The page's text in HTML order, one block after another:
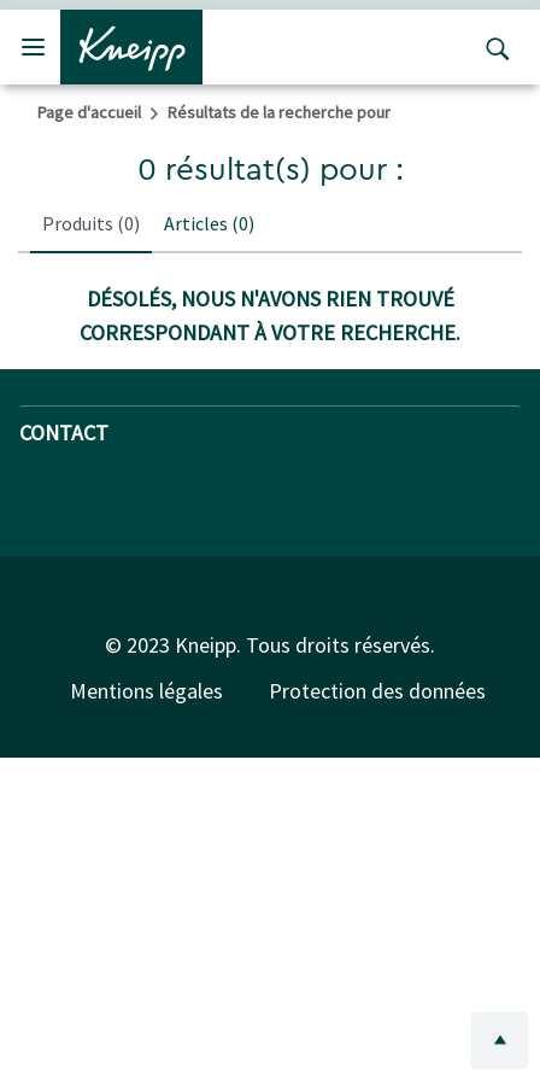
Passer au contenu principal
Passer au contenu du pied de page
Page d'accueil Résultats de la recherche pour
0 résultat(s) pour :
Produits (0) Articles (0)
DÉSOLÉS, NOUS N'AVONS RIEN TROUVÉ
CORRESPONDANT À VOTRE RECHERCHE.
CONTACT
© 2023 Kneipp. Tous droits réservés.
Mentions légales
Protection des données